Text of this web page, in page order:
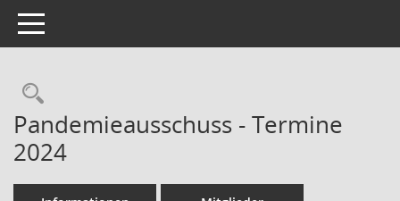
Toggle navigation
Rechercheauswahl
Pandemieausschuss - Termine
2024